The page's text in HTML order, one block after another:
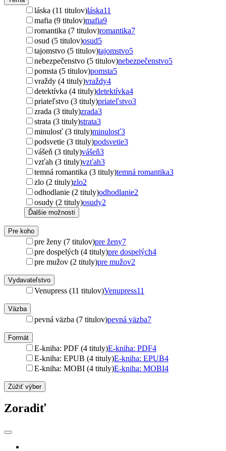
láska (11 titulov)láska11
mafia (9 titulov)mafia9
romantika (7 titulov)romantika7
osud (5 titulov)osud5
tajomstvo (5 titulov)tajomstvo5
nebezpečenstvo (5 titulov)nebezpečenstvo5
pomsta (5 titulov)pomsta5
vraždy (4 tituly)vraždy4
detektívka (4 tituly)detektívka4
priateľstvo (3 tituly)priateľstvo3
zrada (3 tituly)zrada3
strata (3 tituly)strata3
minulosť (3 tituly)minulosť3
podsvetie (3 tituly)podsvetie3
vášeň (3 tituly)vášeň3
vzťah (3 tituly)vzťah3
temná romantika (3 tituly)temná romantika3
zlo (2 tituly)zlo2
odhodlanie (2 tituly)odhodlanie2
osudy (2 tituly)osudy2
Ďalšie možnosti
Pre koho
pre ženy (7 titulov)pre ženy7
pre dospelých (4 tituly)pre dospelých4
pre mužov (2 tituly)pre mužov2
Vydavateľstvo
Venupress (11 titulov)Venupress11
Väzba
pevná väzba (7 titulov)pevná väzba7
Formát
E-kniha: PDF (4 tituly)E-kniha: PDF4
E-kniha: EPUB (4 tituly)E-kniha: EPUB4
E-kniha: MOBI (4 tituly)E-kniha: MOBI4
Zúžiť výber
Zoradiť